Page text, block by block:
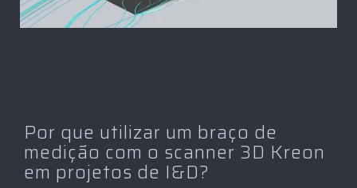
Por que utilizar um braço de
medição com o scanner 3D Kreon
em projetos de I&D?